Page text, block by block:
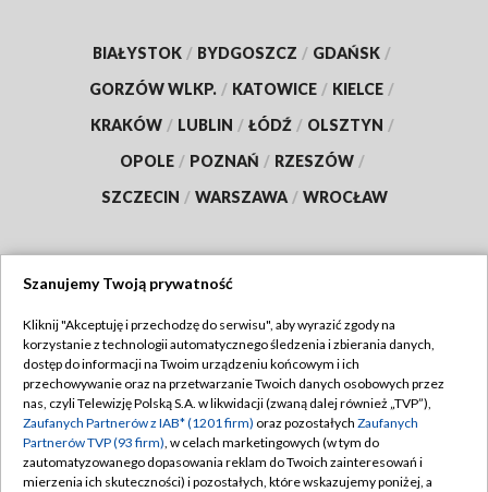
BIAŁYSTOK / BYDGOSZCZ / GDAŃSK /
GORZÓW WLKP. / KATOWICE / KIELCE /
KRAKÓW / LUBLIN / ŁÓDŹ / OLSZTYN /
OPOLE / POZNAŃ / RZESZÓW /
SZCZECIN / WARSZAWA / WROCŁAW
TVP
Abonament TVP
Emisja w TVP
Centrum informacji TVP
Regulamin TVP
Polityka prywatności
Moje zgody
Szanujemy Twoją prywatność
Kliknij "Akceptuję i przechodzę do serwisu", aby wyrazić zgody na
korzystanie z technologii automatycznego śledzenia i zbierania danych,
dostęp do informacji na Twoim urządzeniu końcowym i ich
przechowywanie oraz na przetwarzanie Twoich danych osobowych przez
nas, czyli Telewizję Polską S.A. w likwidacji (zwaną dalej również „TVP”),
Zaufanych Partnerów z IAB* (1201 firm) oraz pozostałych Zaufanych
Partnerów TVP (93 firm), w celach marketingowych (w tym do
zautomatyzowanego dopasowania reklam do Twoich zainteresowań i
mierzenia ich skuteczności) i pozostałych, które wskazujemy poniżej, a